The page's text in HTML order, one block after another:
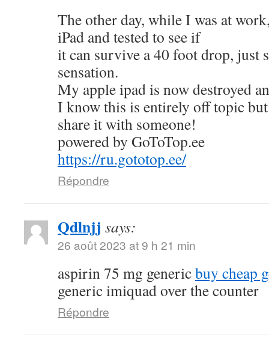
The other day, while I was at
iPad and tested to see if
it can survive a 40 foot drop, just
sensation.
My apple ipad is now destroyed
I know this is entirely off topic
share it with someone!
powered by GoToTop.ee
https://ru.gototop.ee/
Répondre
Qdlnjj says:
26 août 2023 at 9 h 21 min
aspirin 75 mg genericbuy cheap
generic imiquad over the counter
Répondre